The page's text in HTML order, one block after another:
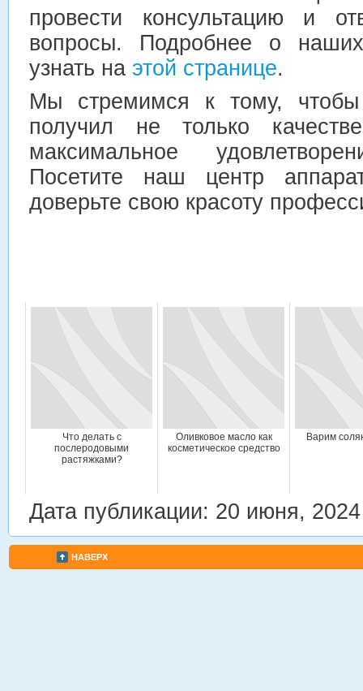
провести консультацию и
вопросы. Подробнее о
узнать на этой странице.
Мы стремимся к тому,
получил не только
максимальное
Посетите наш центр
доверьте свою красоту
Что делать с
послеродовыми
растяжками?
Оливковое масло как
косметическое средство
Варим
Дата публикации: 20 июня, 2024
НАВЕРХ